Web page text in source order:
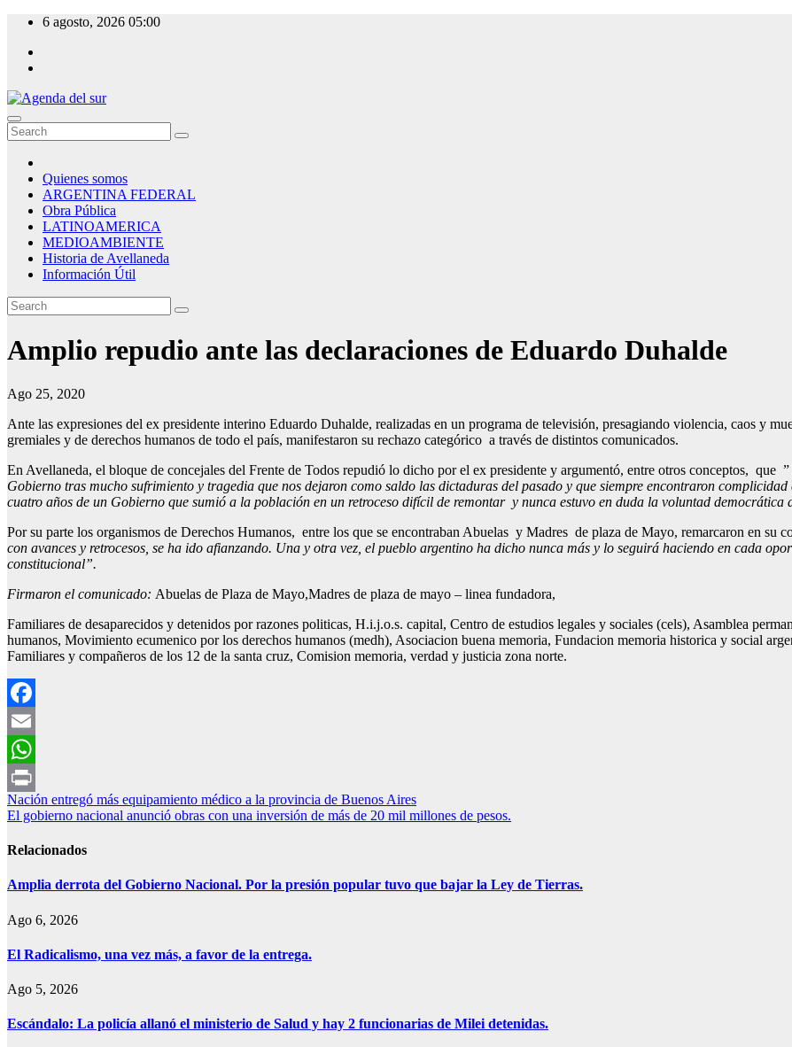
Skip
content
6 agosto, 2026 05:00
Agenda del sur
Quienes somos
ARGENTINA FEDERAL
Obra Pública
LATINOAMERICA
MEDIOAMBIENTE
Historia de Avellaneda
Información Útil
Amplio repudio ante las declaraciones de Eduardo Duhalde
Ago 25, 2020
Ante las expresiones del ex presidente interino Eduardo Duhalde, realizadas en un programa de televisión, presagiando violencia, caos y
gremiales y de derechos humanos de todo el país, manifestaron su rechazo categórico a través de distintos comunicados.
En Avellaneda, el bloque de concejales del Frente de Todos repudió lo dicho por el ex presidente y argumentó, entre otros conceptos, que ”
Gobierno tras mucho sufrimiento y tragedia que nos dejaron como saldo las dictaduras del pasado y que siempre encontraron
cuatro años de un Gobierno que sumió a la población en un retroceso difícil de remontar y nunca estuvo en duda la voluntad democrática
Por su parte los organismos de Derechos Humanos, entre los que se encontraban Abuelas y Madres de plaza de Mayo, remarcaron en su
con avances y retrocesos, se ha ido afianzando. Una y otra vez, el pueblo argentino ha dicho nunca más y lo seguirá haciendo en cada
constitucional”.
Firmaron el comunicado: Abuelas de Plaza de Mayo,Madres de plaza de mayo – linea fundadora,
Familiares de desaparecidos y detenidos por razones politicas, H.i.j.o.s. capital, Centro de estudios legales y sociales (cels), Asamblea
humanos, Movimiento ecumenico por los derechos humanos (medh), Asociacion buena memoria, Fundacion memoria historica y social
Familiares y compañeros de los 12 de la santa cruz, Comision memoria, verdad y justicia zona norte.
Facebook
Email
WhatsApp
Print
Navegación
de
entradas
Nación entregó más equipamiento médico a la provincia de Buenos Aires
El gobierno nacional anunció obras con una inversión de más de 20 mil millones de pesos.
Relacionados
Amplia derrota del Gobierno Nacional. Por la presión popular tuvo que bajar la Ley de Tierras.
Ago 6, 2026
El Radicalismo, una vez más, a favor de la entrega.
Ago 5, 2026
Escándalo: La policía allanó el ministerio de Salud y hay 2 funcionarias de Milei detenidas.